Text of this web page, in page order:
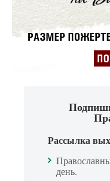
Рассылка
день.